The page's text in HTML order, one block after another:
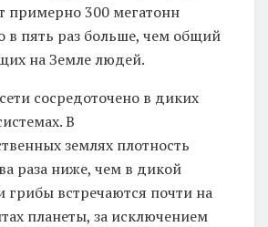
примерно 300 мегатонн
в пять раз больше, чем общий
на Земле людей.
сосредоточено в диких
В
землях плотность
раза ниже, чем в дикой
грибы встречаются почти на
планеты, за исключением